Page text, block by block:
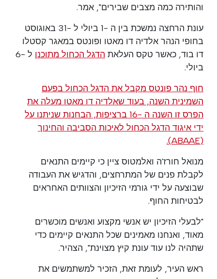
והותירה כמה מצבים שבירים", אמר.
עונת הרחצה נמשכת בין ה -1 ביולי ל -31 באוגוסט
בחופי הנהר אלדיה דו מאטו ופונטס במאגר קסטלו
דו בוד, כאשר טקס העלאת הדגל הכחול מתוכנן
ל -6
ביולי.
חוף נהר פונטס מקבל את הדגל הכחול בפעם
השמינית השנה, בעוד שאלדיה דו מאטו מעלה את
הפרס זו השנה ה -16 ברציפות, הבחנות שניתנו על
ידי איגוד הדגל הכחול לאיכות הסביבה והחינוך
(ABAAE).
מנואל חורז'ה ואלמטוס ציין כי קיימים התנאים
לקבלת פנים של המתרחצים, והדגיש את העבודה
שבוצעה על ידי גורמי הזיכיון והצוותים האחראים
לבטיחות החוף.
"לבעלי הזיכיון יש אנשי מקצוע ואנשים מוכשרים
מאוד, ואנחנו מאמינים שכל התנאים קיימים כדי
שתהיה לנו עוד עונת קיץ מצוינת", הצהיר.
ראש העיר, לעומת זאת, הזכיר למשתמשים את